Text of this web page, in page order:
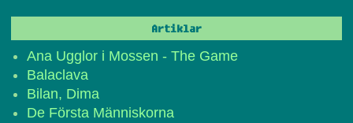
Artiklar
Ana Ugglor i Mossen - The Game
Balaclava
Bilan, Dima
De Första Människorna